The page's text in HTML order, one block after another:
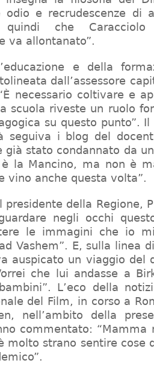
odio e recrudescenze di
quindi che
va allontanato”.
e della
dall’assessore
necessario coltivare e
scuola riveste un ruolo
su questo punto”.
seguiva i blog del
già stato condannato da
è la Mancino, ma non è
vino anche questa volta”.
della Regione,
negli occhi
le immagini che io
Vashem”. E, sulla linea
auspicato un viaggio del
che lui andasse a
L’eco della
del Film, in corso a
nell’ambito della
commentato: “Mamma
molto strano sentire cose